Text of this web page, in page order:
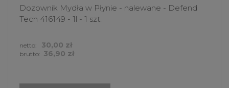
Dozownik Mydła w Płynie - nalewane - Defend
Tech 416149 - 1l - 1 szt.
brutto: 36,90 zł
netto: 30,00 zł